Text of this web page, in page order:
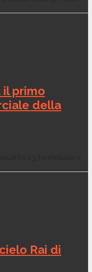
il primo
della
Rai di